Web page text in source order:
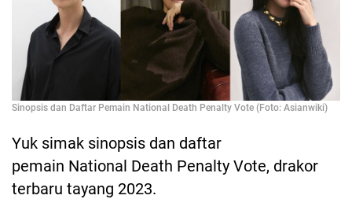
Sinopsis dan Daftar Pemain National Death Penalty Vote (Foto: Asianwiki)
Yuk simak sinopsis dan daftar
pemain National Death Penalty Vote, drakor
terbaru tayang 2023.